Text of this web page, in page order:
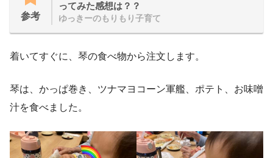
参考
ってみた感想は？？
ゆっきーのもりもり子育て
着いてすぐに、琴の食べ物から注文します。
琴は、かっぱ巻き、ツナマヨコーン軍艦、ポテト、お味噌
汁を食べました。